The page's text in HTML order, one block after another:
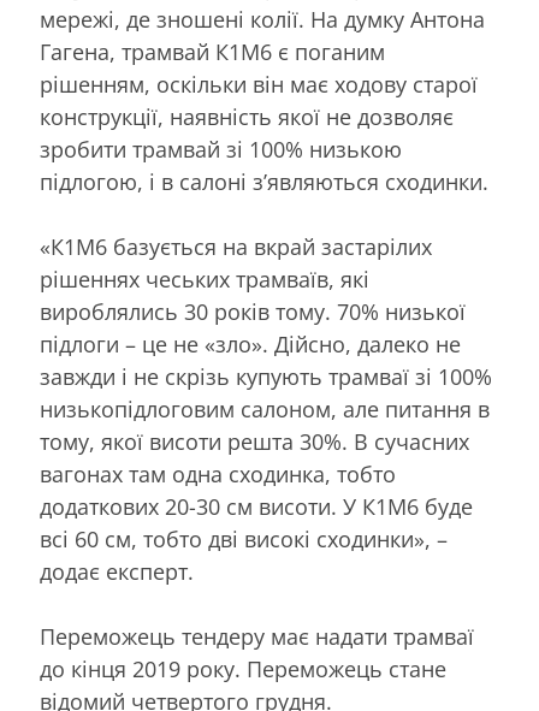
мережі, де зношені колії. На думку Антона
Гагена, трамвай К1М6 є поганим
рішенням, оскільки він має ходову старої
конструкції, наявність якої не дозволяє
зробити трамвай зі 100% низькою
підлогою, і в салоні з’являються сходинки.
«К1М6 базується на вкрай застарілих
рішеннях чеських трамваїв, які
вироблялись 30 років тому. 70% низької
підлоги – це не «зло». Дійсно, далеко не
завжди і не скрізь купують трамваї зі 100%
низькопідлоговим салоном, але питання в
тому, якої висоти решта 30%. В сучасних
вагонах там одна сходинка, тобто
додаткових 20-30 см висоти. У К1М6 буде
всі 60 см, тобто дві високі сходинки», –
додає експерт.
Переможець тендеру має надати трамваї
до кінця 2019 року. Переможець стане
відомий четвертого грудня.